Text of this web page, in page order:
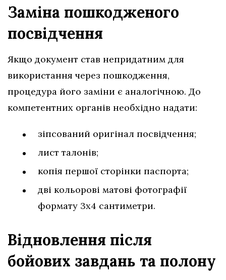
Заміна пошкодженого
посвідчення
Якщо документ став непридатним для
використання через пошкодження,
процедура його заміни є аналогічною. До
компетентних органів необхідно надати:
зіпсований оригінал посвідчення;
лист талонів;
копія першої сторінки паспорта;
дві кольорові матові фотографії
формату 3х4 сантиметри.
Відновлення після
бойових завдань та полону